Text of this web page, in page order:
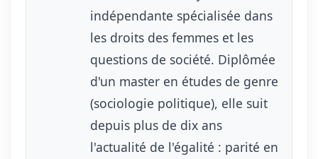
indépendante spécialisée dans
les droits des femmes et les
questions de société. Diplômée
d'un master en études de genre
(sociologie politique), elle suit
depuis plus de dix ans
l'actualité de l'égalité : parité en